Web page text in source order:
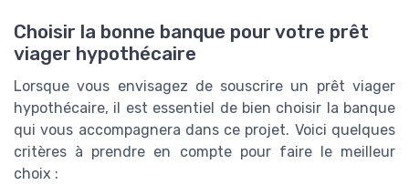
Choisir la bonne banque pour votre prêt
viager hypothécaire
Lorsque vous envisagez de souscrire un prêt viager
hypothécaire, il est essentiel de bien choisir la banque
qui vous accompagnera dans ce projet. Voici quelques
critères à prendre en compte pour faire le meilleur
choix :